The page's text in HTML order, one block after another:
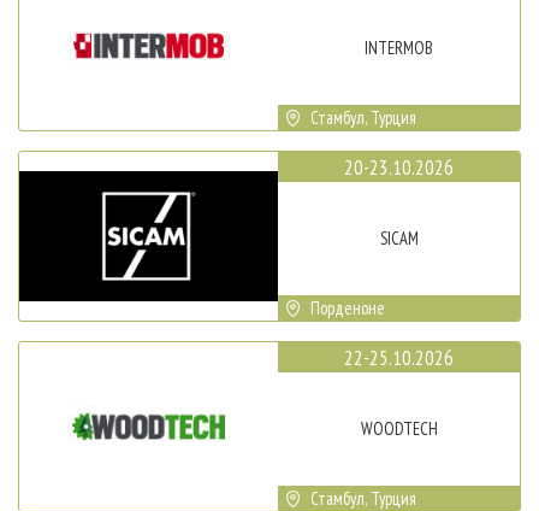
INTERMOB
Стамбул, Турция
20-23.10.2026
SICAM
Порденоне
22-25.10.2026
WOODTECH
Стамбул, Турция